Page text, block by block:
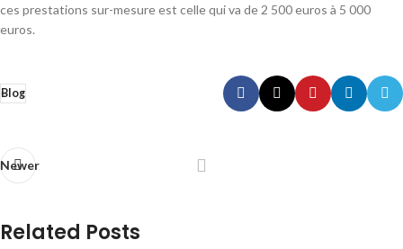
ces prestations sur-mesure est celle qui va de 2 500 euros à 5 000
euros.
Blog
Newer
Related Posts